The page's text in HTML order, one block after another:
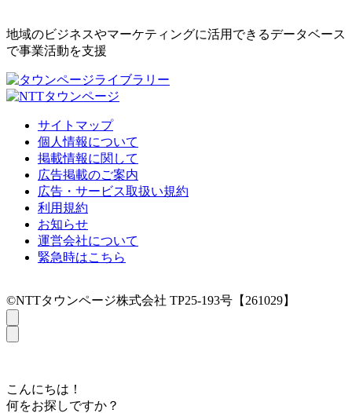
地域のビジネスやマーケティングに活用できるデータベース
で事業活動を支援
サイトマップ
個人情報について
掲載情報に関して
広告掲載のご案内
広告・サービス取扱い規約
利用規約
お知らせ
運営会社について
緊急時はこちら
©NTTタウンページ株式会社 TP25-193号【261029】
こんにちは！
何をお探しですか？